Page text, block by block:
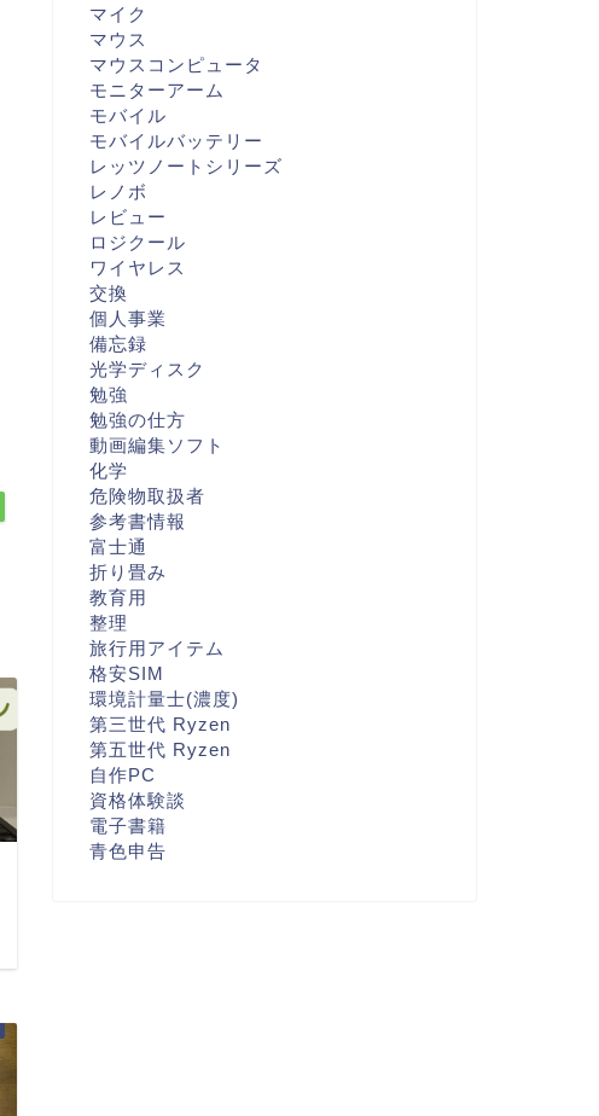
マイク
マウス
マウスコンピュータ
モニターアーム
モバイル
モバイルバッテリー
レッツノートシリーズ
レノボ
レビュー
ロジクール
ワイヤレス
交換
個人事業
備忘録
光学ディスク
勉強
勉強の仕方
動画編集ソフト
化学
危険物取扱者
参考書情報
富士通
折り畳み
教育用
整理
旅行用アイテム
格安SIM
環境計量士(濃度)
第三世代 Ryzen
第五世代 Ryzen
自作PC
資格体験談
電子書籍
青色申告